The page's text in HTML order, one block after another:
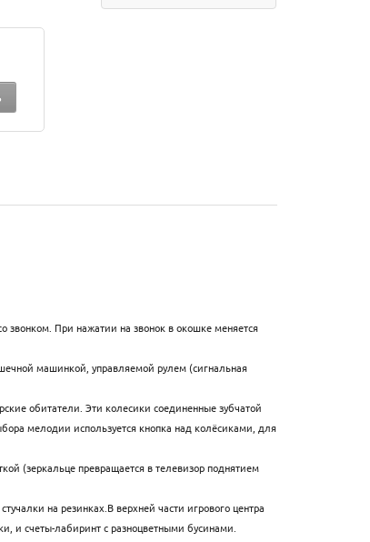
звонком. При нажатии на звонок в окошке меняется
машинкой, управляемой рулем (сигнальная
обитатели. Эти колесики соединенные зубчатой
мелодии используется кнопка над колёсиками, для
(зеркальце превращается в телевизор поднятием
на резинках.В верхней части игрового центра
и счеты-лабиринт с разноцветными бусинами.